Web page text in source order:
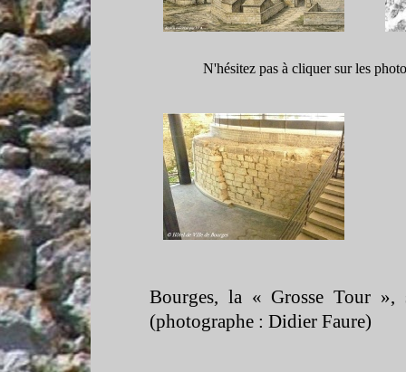
N'hésitez pas à cliquer sur les
Bourges, la « Grosse Tour »,
(photographe : Didier Faure)